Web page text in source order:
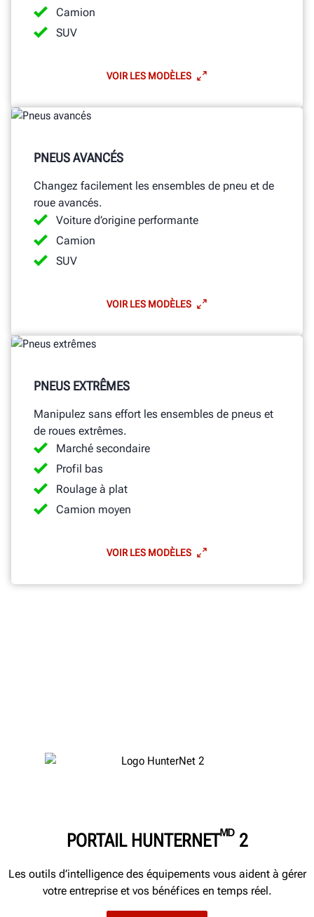
Camion
SUV
VOIR LES MODÈLES
PNEUS AVANCÉS
Changez facilement les ensembles de pneu et de
roue avancés.
Voiture d’origine performante
Camion
SUV
VOIR LES MODÈLES
PNEUS EXTRÊMES
Manipulez sans effort les ensembles de pneus et
de roues extrêmes.
Marché secondaire
Profil bas
Roulage à plat
Camion moyen
VOIR LES MODÈLES
PORTAIL HUNTERNETᴹᴰ2
Les outils d’intelligence des équipements vous aident à gérer
votre entreprise et vos bénéfices en temps réel.